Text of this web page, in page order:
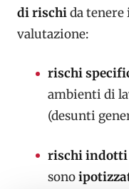
di rischida tenere
valutazione:
rischi
ambienti di
(desunti
rischi
sono